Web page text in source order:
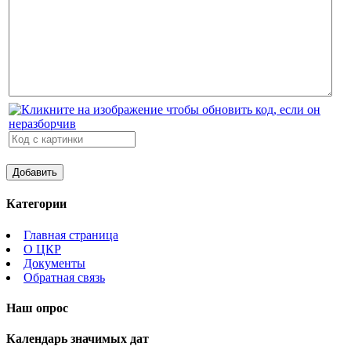
Категории
Главная страница
О ЦКР
Документы
Обратная связь
Наш опрос
Календарь значимых дат